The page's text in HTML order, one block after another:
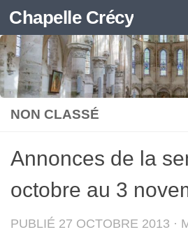
Skip to content
Chapelle Crécy
NON CLASSÉ
Annonces de la
octobre au 3
PUBLIÉ 27 OCTOBRE 2013 ·